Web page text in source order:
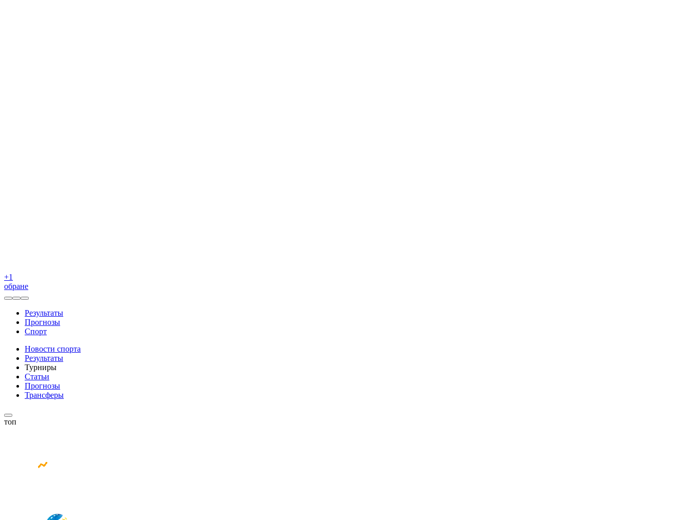
+1
обране
Результаты
Прогнозы
Спорт
Новости спорта
Результаты
Турниры
Статьи
Прогнозы
Трансферы
топ